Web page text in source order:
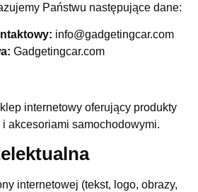
Państwu następujące dane:
info@gadgetingcar.com
Gadgetingcar.com
internetowy oferujący produkty
akcesoriami samochodowymi.
internetowej (tekst, logo, obrazy,